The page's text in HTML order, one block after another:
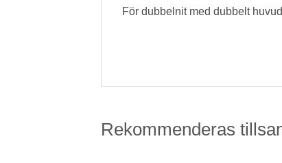
För dubbelnit med dubbelt
Rekommenderas